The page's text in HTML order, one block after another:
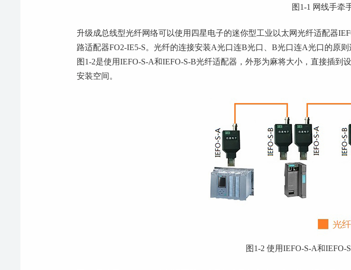
图1-1 网线手牵
升级成总线型光纤网络可以使用四星电子的迷你型工业以太网光纤适配器
路适配器FO2-IE5-S。光纤的连接安装A光口连B光口、B光口连A光口的原则
图1-2是使用IEFO-S-A和IEFO-S-B光纤适配器，外形为麻将大小，直接插
安装空间。
图1-2 使用IEFO-S-A和